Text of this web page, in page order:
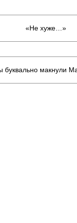
«Не хуже…»
буквально макнули